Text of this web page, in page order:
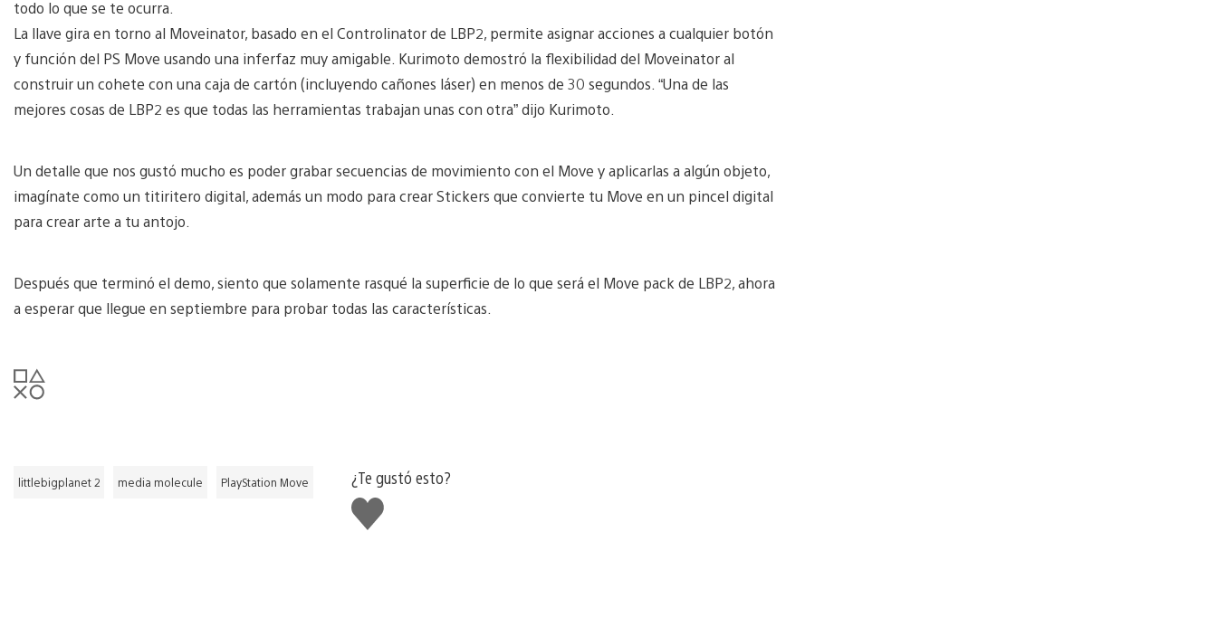
todo lo que se te ocurra.
La llave gira en torno al Moveinator, basado en el Controlinator de LBP2, permite asignar acciones a cualquier botón
y función del PS Move usando una inferfaz muy amigable. Kurimoto demostró la flexibilidad del Moveinator al
construir un cohete con una caja de cartón (incluyendo cañones láser) en menos de 30 segundos. “Una de las
mejores cosas de LBP2 es que todas las herramientas trabajan unas con otra” dijo Kurimoto.
Un detalle que nos gustó mucho es poder grabar secuencias de movimiento con el Move y aplicarlas a algún objeto,
imagínate como un titiritero digital, además un modo para crear Stickers que convierte tu Move en un pincel digital
para crear arte a tu antojo.
Después que terminó el demo, siento que solamente rasqué la superficie de lo que será el Move pack de LBP2, ahora
a esperar que llegue en septiembre para probar todas las características.
littlebigplanet 2 media molecule PlayStation Move
¿Te gustó esto?
Me
gusta